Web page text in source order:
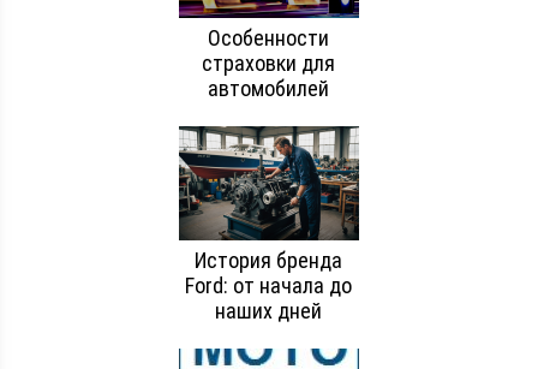
Особенности
страховки для
автомобилей
История бренда
Ford: от начала до
наших дней